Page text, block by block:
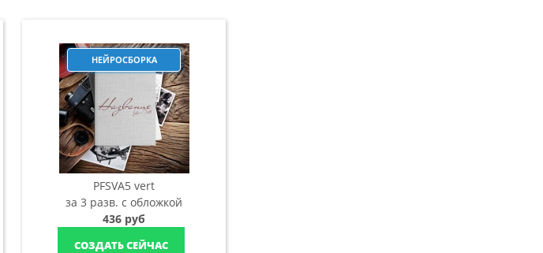
НЕЙРОСБОРКА
PFSVA5 vert
за 3 разв. с обложкой
436 руб
СОЗДАТЬ СЕЙЧАС